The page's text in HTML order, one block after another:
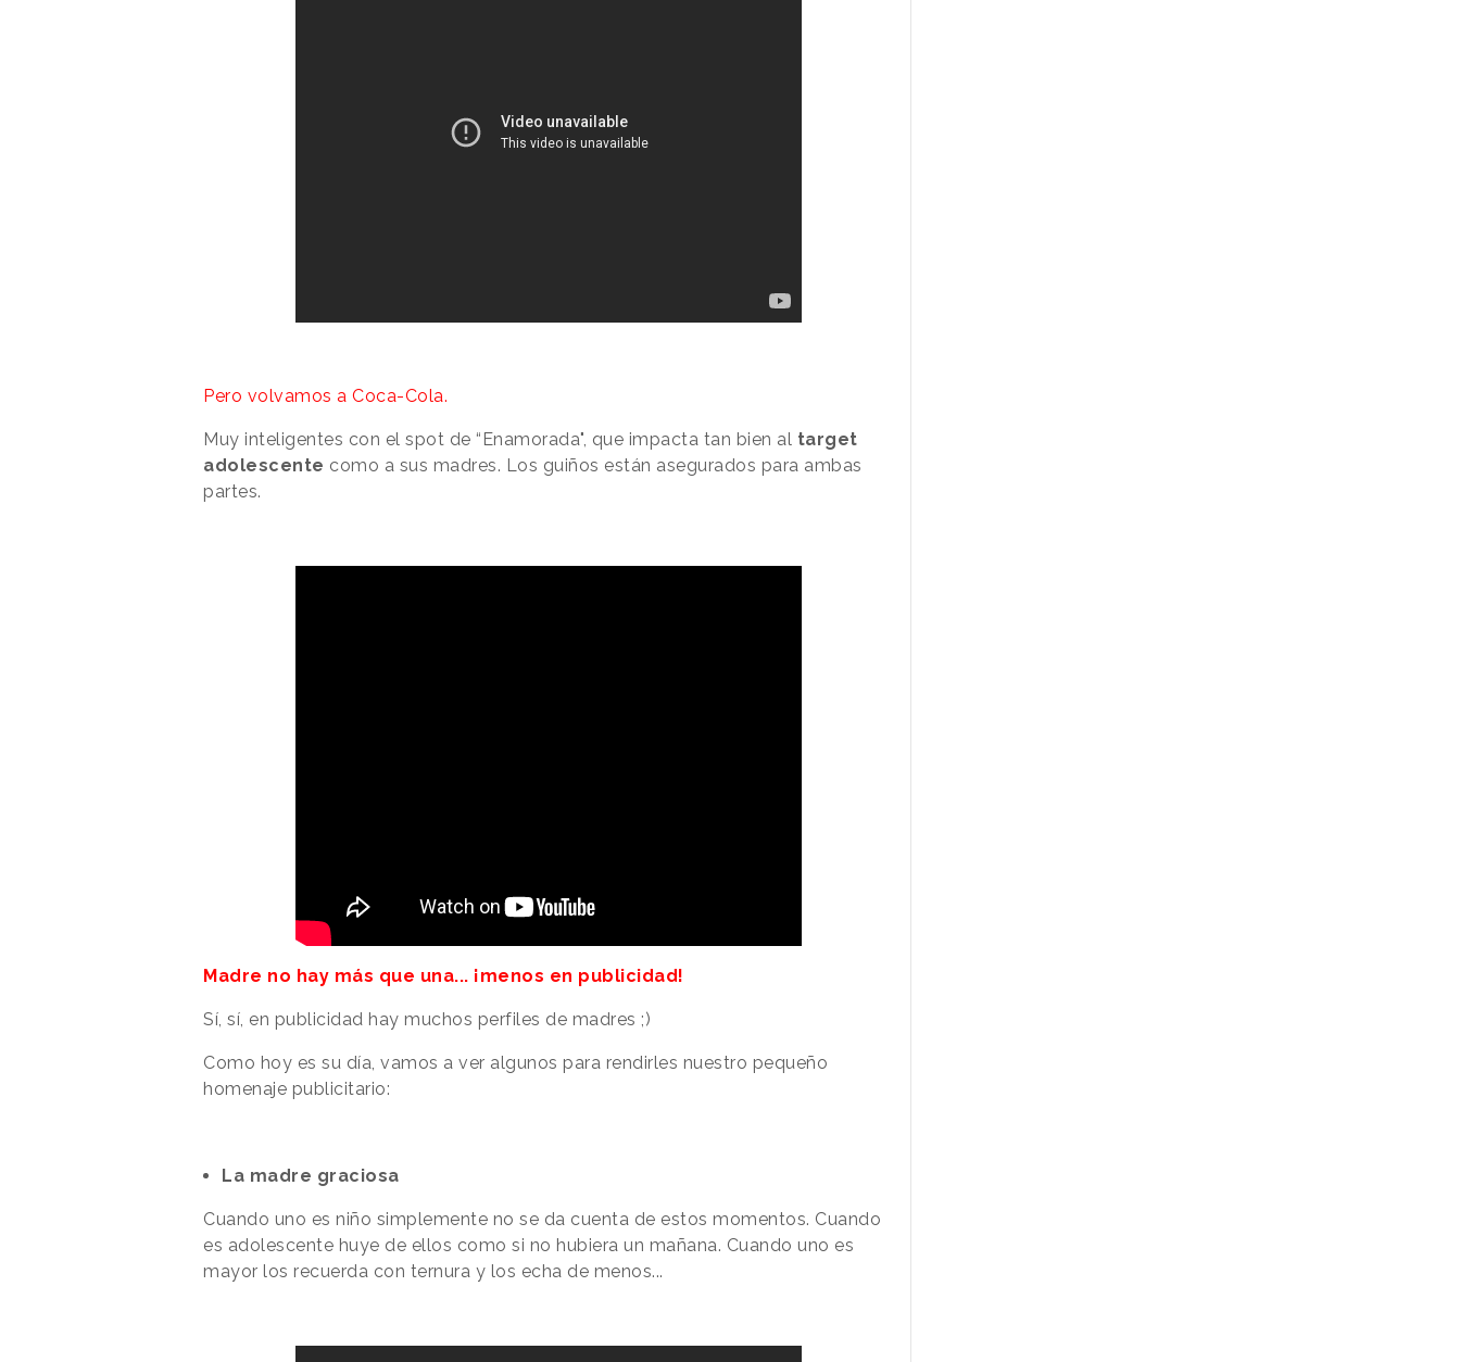
Pero volvamos a Coca-Cola.
Muy inteligentes con el spot de “Enamorada", que impacta tan bien al target
adolescente como a sus madres. Los guiños están asegurados para ambas
partes.
Madre no hay más que una... ¡menos en publicidad!
Sí, sí, en publicidad hay muchos perfiles de madres ;)
Como hoy es su día, vamos a ver algunos para rendirles nuestro pequeño
homenaje publicitario:
La madre graciosa
Cuando uno es niño simplemente no se da cuenta de estos momentos. Cuando
es adolescente huye de ellos como si no hubiera un mañana. Cuando uno es
mayor los recuerda con ternura y los echa de menos...